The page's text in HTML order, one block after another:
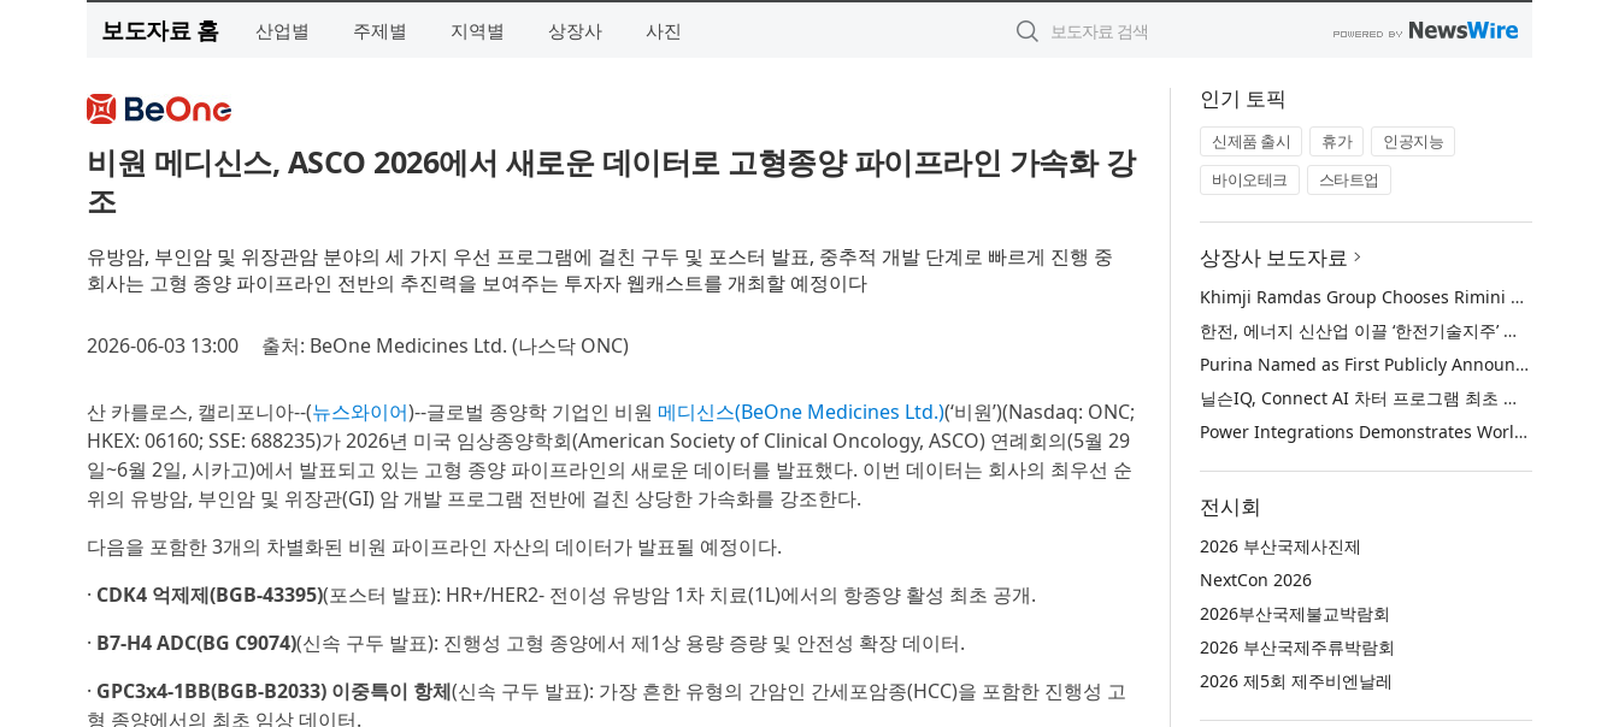
보도자료 홈 산업별 주제별 지역별 상장사 사진
비원 메디신스, ASCO 2026에서 새로운 데이터로 고형종양 파이프라인 가속화 강
조
유방암, 부인암 및 위장관암 분야의 세 가지 우선 프로그램에 걸친 구두 및 포스터 발표, 중추적 개발 단계로 빠르게 진행 중
회사는 고형 종양 파이프라인 전반의 추진력을 보여주는 투자자 웹캐스트를 개최할 예정이다
2026-06-03 13:00 출처: BeOne Medicines Ltd. (나스닥 ONC)
산 카를로스, 캘리포니아--(뉴스와이어)--글로벌 종양학 기업인 비원 메디신스(BeOne Medicines Ltd.)(‘비원’)(Nasdaq: ONC;
HKEX: 06160; SSE: 688235)가 2026년 미국 임상종양학회(American Society of Clinical Oncology, ASCO) 연례회의(5월 29
일~6월 2일, 시카고)에서 발표되고 있는 고형 종양 파이프라인의 새로운 데이터를 발표했다. 이번 데이터는 회사의 최우선 순
위의 유방암, 부인암 및 위장관(GI) 암 개발 프로그램 전반에 걸친 상당한 가속화를 강조한다.
다음을 포함한 3개의 차별화된 비원 파이프라인 자산의 데이터가 발표될 예정이다.
· CDK4 억제제(BGB-43395)(포스터 발표): HR+/HER2- 전이성 유방암 1차 치료(1L)에서의 항종양 활성 최초 공개.
· B7-H4 ADC(BG C9074)(신속 구두 발표): 진행성 고형 종양에서 제1상 용량 증량 및 안전성 확장 데이터.
· GPC3x4-1BB(BGB-B2033) 이중특이 항체(신속 구두 발표): 가장 흔한 유형의 간암인 간세포암종(HCC)을 포함한 진행성 고
형 종양에서의 최초 임상 데이터.
인기 토픽
신제품 출시 휴가
인공지능
바이오테크
스타트업
상장사 보도자료
Khimji Ramdas Group Chooses Rimini Street to Reduce SAP Support Costs, Protect 700+ Customizations and Reinvest Savings in Innovation
한전, 에너지 신산업 이끌 ‘한전기술지주’ 공식 출범
Purina Named as First Publicly Announced NIQ ConnectAI Charter Client
닐슨IQ, Connect AI 차터 프로그램 최초 고객사 ‘퓨리나’ 선정
Power Integrations Demonstrates World’s First 2200 V GaN Technology for Next-Era High-Voltage Power Systems
전시회
2026 부산국제사진제
NextCon 2026
2026부산국제불교박람회
2026 부산국제주류박람회
2026 제5회 제주비엔날레